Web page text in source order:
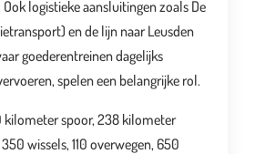
logistieke aansluitingen zoals De
en de lijn naar Leusden
goederentreinen dagelijks
spelen een belangrijke rol.
kilometer spoor, 238 kilometer
wissels, 110 overwegen, 650